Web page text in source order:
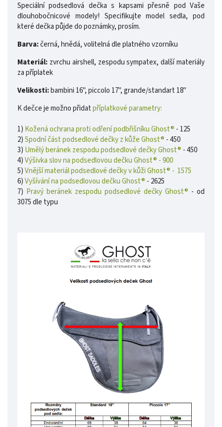
Speciální podsedlová dečka s kapsami přesně pod Vaše
dlouhobočnicové modely! Specifikujte model sedla, pod
které dečka půjde do poznámky, prosím.
Barva:černá, hnědá, volitelná dle platného vzorníku
Materiál: zvrchu airshell, zespodu sympatex, další materiály
za příplatek
Velikosti:bambini 16", piccolo 17", grande/standart 18"
K dečce je možno přidatpříplatkové parametry:
1) Kožená ochrana proti odření podbřišníku Ghost® - 125
2)Spodní část podsedlové dečky z kůže Ghost® - 450
3) Umělý beránek zespodu podsedlové dečky Ghost® - 450
4)Výšivka slov na podsedlovou dečku Ghost® - 900
5)Vnější materiál podsedlové dečky v kůži Ghost® - 1575
6)Vyšívání na podsedlovou dečku Ghost® - 2625
7) Pravý beránek zespodu podsedlové dečky Ghost® - od
3075 dle typu